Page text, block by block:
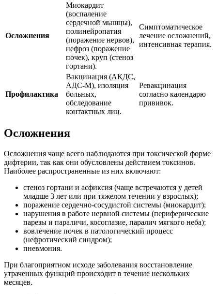
Осложнения
Миокардит
(воспаление
сердечной мышцы),
полинейропатия
(поражение нервов),
нефроз (поражение
почек), круп (стеноз
гортани).
Симптоматическое
лечение осложнений,
интенсивная терапия.
Профилактика
Вакцинация (АКДС,
АДС-М), изоляция
больных,
обследование
контактных лиц.
Ревакцинация
согласно календарю
прививок.
Осложнения
Осложнения чаще всего наблюдаются при токсической форме
дифтерии, так как они обусловлены действием токсинов.
Наиболее распространенные из них включают:
стеноз гортани и асфиксия (чаще встречаются у детей
младше 3 лет или при тяжелом течении у взрослых);
поражение сердечно-сосудистой системы (миокардит);
нарушения в работе нервной системы (периферические
парезы и параличи, косоглазие, паралич мягкого неба);
вовлечение почек в патологический процесс
(нефротический синдром);
пневмония.
При благоприятном исходе заболевания восстановление
утраченных функций происходит в течение нескольких
месяцев.